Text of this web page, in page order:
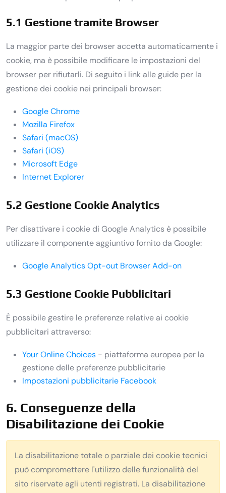
5.1 Gestione tramite Browser
La maggior parte dei browser accetta automaticamente i
cookie, ma è possibile modificare le impostazioni del
browser per rifiutarli. Di seguito i link alle guide per la
gestione dei cookie nei principali browser:
Google Chrome
Mozilla Firefox
Safari (macOS)
Safari (iOS)
Microsoft Edge
Internet Explorer
5.2 Gestione Cookie Analytics
Per disattivare i cookie di Google Analytics è possibile
utilizzare il componente aggiuntivo fornito da Google:
Google Analytics Opt-out Browser Add-on
5.3 Gestione Cookie Pubblicitari
È possibile gestire le preferenze relative ai cookie
pubblicitari attraverso:
Your Online Choices - piattaforma europea per la
gestione delle preferenze pubblicitarie
Impostazioni pubblicitarie Facebook
6. Conseguenze della
Disabilitazione dei Cookie
La disabilitazione totale o parziale dei cookie tecnici
può compromettere l'utilizzo delle funzionalità del
sito riservate agli utenti registrati. La disabilitazione